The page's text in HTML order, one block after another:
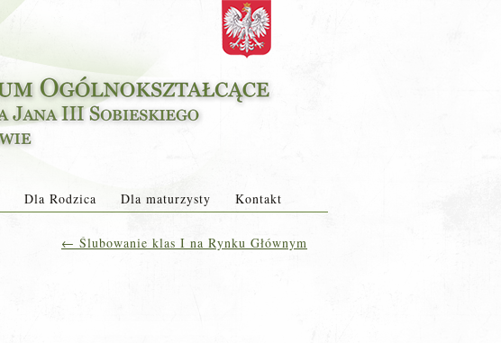
Dla Rodzica Dla maturzysty Kontakt
← Ślubowanie klas I na Rynku Głównym